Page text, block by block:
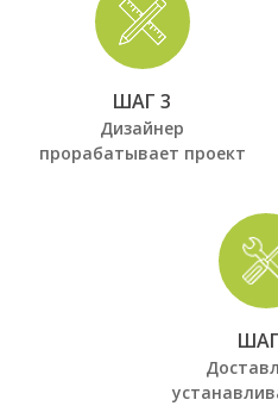
ШАГ 3
Дизайнер
прорабатывает проект